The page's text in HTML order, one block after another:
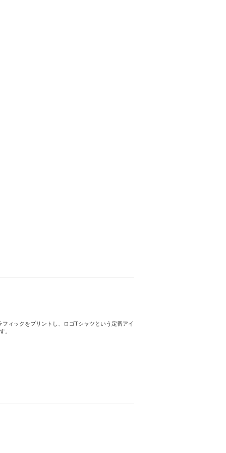
ィックをプリントし、ロゴTシャツという定番アイ
。